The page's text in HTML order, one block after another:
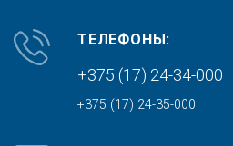
ТЕЛЕФОНЫ:
+375 (17) 24-34-000
+375 (17) 24-35-000